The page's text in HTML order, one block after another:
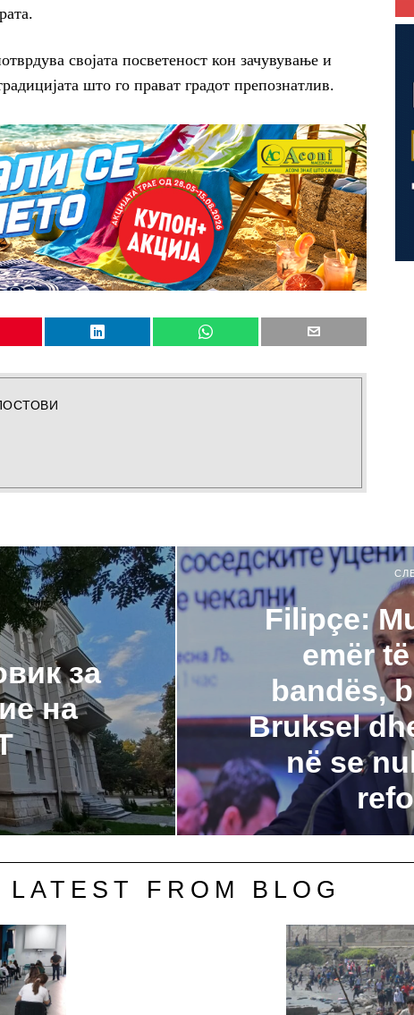
својата посветеност кон зачувување и
што го прават градот препознатлив.
за
на
Filipçe:
emër
bandës,
Bruksel
në se
LATEST FROM BLOG